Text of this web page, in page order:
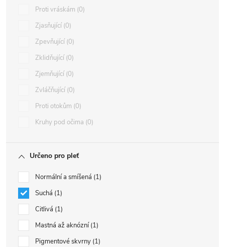
Proti vráskám 0
Zjasňující 0
Zpevňující 0
Zklidňující 0
Zjemňující 0
Zvláčňující 0
Proti otokům 0
Kruhy pod očima 0
Určeno pro pleť
Normální a smíšená 1
Suchá 1
Citlivá 1
Mastná až aknózní 1
Pigmentové skvrny 1